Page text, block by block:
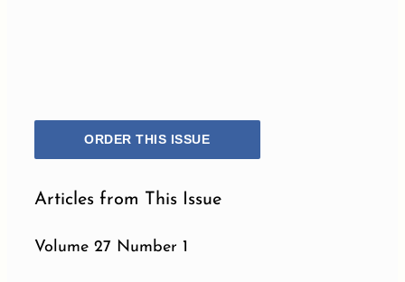
ORDER THIS ISSUE
Articles from This Issue
Volume 27 Number 1